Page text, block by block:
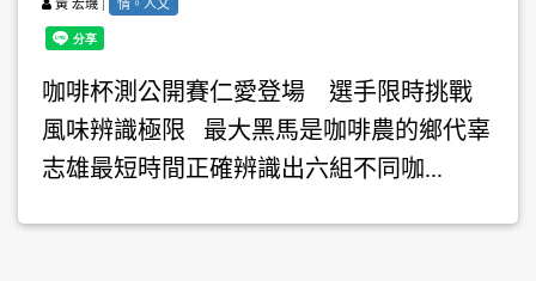
黃 宏璣 情。人文
咖啡杯測公開賽仁愛登場 選手限時挑戰
風味辨識極限 最大黑馬是咖啡農的鄉代辜
志雄最短時間正確辨識出六組不同咖...